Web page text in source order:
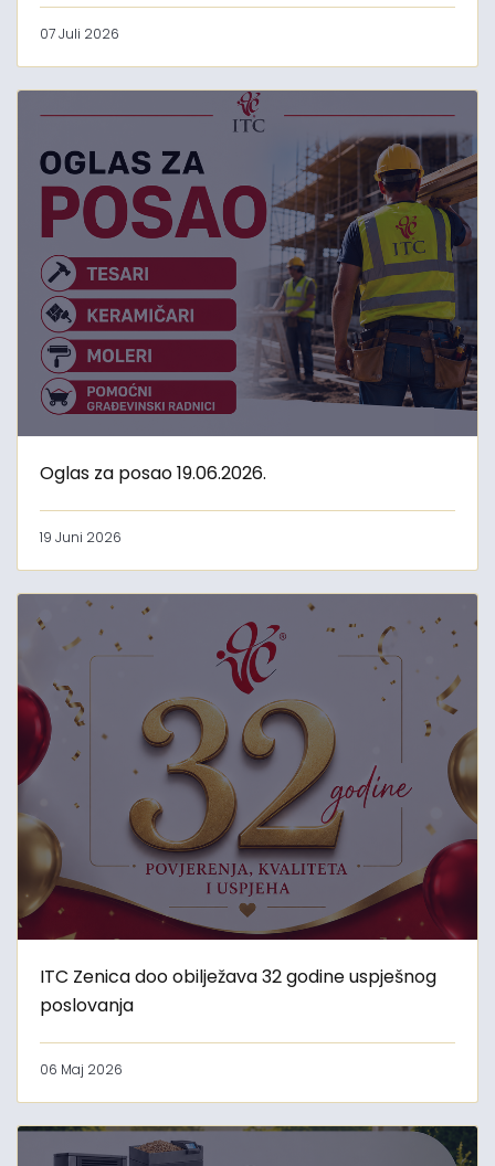
07 Juli 2026
Oglas za posao 19.06.2026.
19 Juni 2026
ITC Zenica doo obilježava 32 godine uspješnog
poslovanja
06 Maj 2026